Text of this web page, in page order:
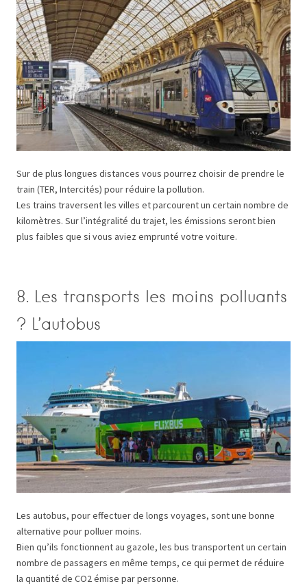
Sur de plus longues distances vous pourrez choisir de prendre le
train (TER, Intercités) pour réduire la pollution.
Les trains traversent les villes et parcourent un certain nombre de
kilomètres. Sur l’intégralité du trajet, les émissions seront bien
plus faibles que si vous aviez emprunté votre voiture.
8. Les transports les moins polluants
? L’autobus
Les autobus, pour effectuer de longs voyages, sont une bonne
alternative pour polluer moins.
Bien qu’ils fonctionnent au gazole, les bus transportent un certain
nombre de passagers en même temps, ce qui permet de réduire
la quantité de CO2 émise par personne.